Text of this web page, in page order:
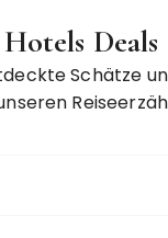
Hotels Deals
Schätze